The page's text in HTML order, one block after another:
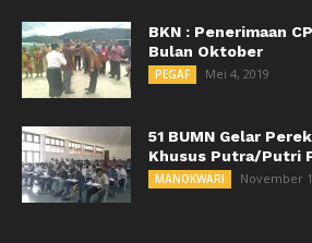
BKN : Penerimaan
Bulan Oktober
PEGAF Mei 4, 2019
51 BUMN Gelar
Khusus Putra/Putri
MANOKWARI November